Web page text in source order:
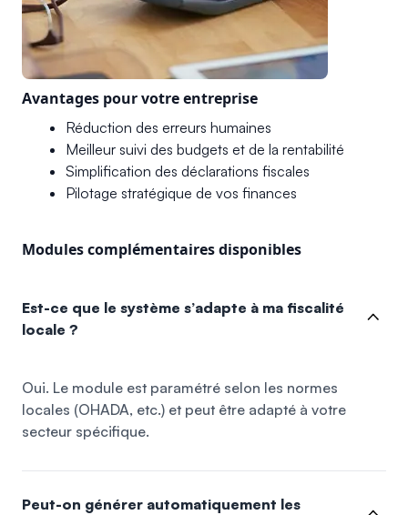
Avantages pour votre entreprise
Réduction des erreurs humaines
Meilleur suivi des budgets et de la rentabilité
Simplification des déclarations fiscales
Pilotage stratégique de vos finances
Modules complémentaires disponibles
Est-ce que le système s’adapte à ma fiscalité
locale ?
Oui. Le module est paramétré selon les normes
locales (OHADA, etc.) et peut être adapté à votre
secteur spécifique.
Peut-on générer automatiquement les